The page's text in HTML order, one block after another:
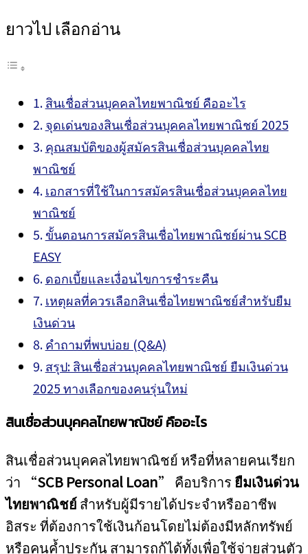
ยาวไป เลือกอ่าน
สินเชื่อส่วนบุคคลไทยพาณิชย์ คืออะไร
จุดเด่นของสินเชื่อส่วนบุคคลไทยพาณิชย์ 2025
คุณสมบัติของผู้สมัครสินเชื่อส่วนบุคคลไทย
พาณิชย์
เอกสารที่ใช้ในการสมัครสินเชื่อส่วนบุคคลไทย
พาณิชย์
ขั้นตอนการสมัครสินเชื่อไทยพาณิชย์ผ่าน SCB
EASY
ดอกเบี้ยและเงื่อนไขการชำระคืน
เหตุผลที่ควรเลือกสินเชื่อไทยพาณิชย์สำหรับยืม
เงินด่วน
คำถามที่พบบ่อย (Q&A)
สรุป: สินเชื่อส่วนบุคคลไทยพาณิชย์ ยืมเงินด่วน
2025 ทางเลือกของคนรุ่นใหม่
สินเชื่อส่วนบุคคลไทยพาณิชย์ คืออะไร
สินเชื่อส่วนบุคคลไทยพาณิชย์ หรือที่หลายคนเรียก
ว่า “SCB Personal Loan” คือบริการ ยืมเงินด่วน
ไทยพาณิชย์สำหรับผู้มีรายได้ประจำหรืออาชีพ
อิสระ ที่ต้องการใช้เงินก้อนโดยไม่ต้องมีหลักทรัพย์
หรือคนค้ำประกัน สามารถกู้ได้ทั้งเพื่อใช้จ่ายส่วนตัว